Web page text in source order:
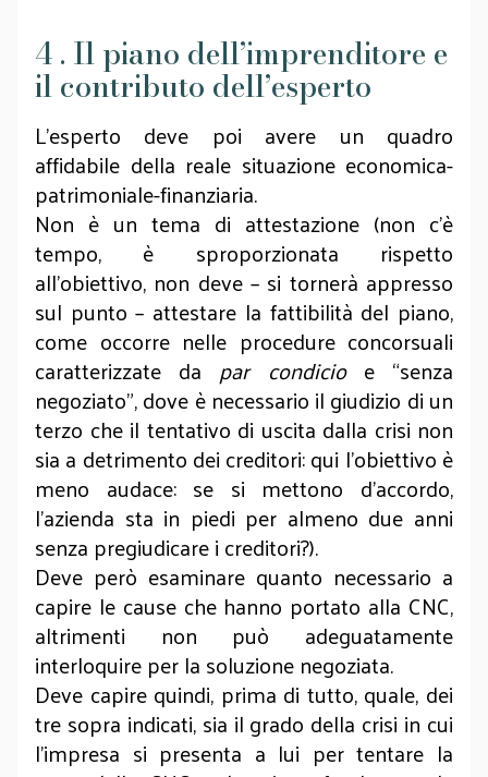
4 . Il piano dell’imprenditore e
il contributo dell’esperto
L’esperto deve poi avere un quadro
affidabile della reale situazione economica-
patrimoniale-finanziaria.
Non è un tema di attestazione (non c’è
tempo, è sproporzionata rispetto
all’obiettivo, non deve – si tornerà appresso
sul punto – attestare la fattibilità del piano,
come occorre nelle procedure concorsuali
caratterizzate da par condicio e “senza
negoziato”, dove è necessario il giudizio di un
terzo che il tentativo di uscita dalla crisi non
sia a detrimento dei creditori: qui l’obiettivo è
meno audace: se si mettono d’accordo,
l’azienda sta in piedi per almeno due anni
senza pregiudicare i creditori?).
Deve però esaminare quanto necessario a
capire le cause che hanno portato alla CNC,
altrimenti non può adeguatamente
interloquire per la soluzione negoziata.
Deve capire quindi, prima di tutto, quale, dei
tre sopra indicati, sia il grado della crisi in cui
l’impresa si presenta a lui per tentare la